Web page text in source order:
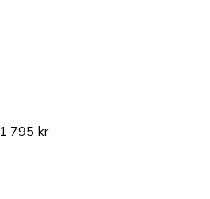
1 795 kr